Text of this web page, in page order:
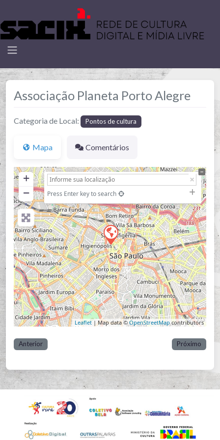
Associação Planeta Porto Alegre
Categoria de Local: Pontos de cultura
Mapa Comentários
+
−
Press Enter key to search
Leaflet| Map data ©OpenStreetMapcontributors
Anterior Próximo